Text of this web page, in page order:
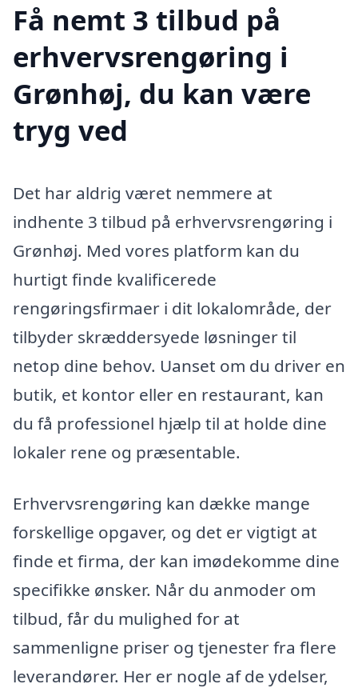
Få nemt 3 tilbud på
erhvervsrengøring i
Grønhøj, du kan være
tryg ved
Det har aldrig været nemmere at
indhente 3 tilbud på erhvervsrengøring i
Grønhøj. Med vores platform kan du
hurtigt finde kvalificerede
rengøringsfirmaer i dit lokalområde, der
tilbyder skræddersyede løsninger til
netop dine behov. Uanset om du driver en
butik, et kontor eller en restaurant, kan
du få professionel hjælp til at holde dine
lokaler rene og præsentable.
Erhvervsrengøring kan dække mange
forskellige opgaver, og det er vigtigt at
finde et firma, der kan imødekomme dine
specifikke ønsker. Når du anmoder om
tilbud, får du mulighed for at
sammenligne priser og tjenester fra flere
leverandører. Her er nogle af de ydelser,